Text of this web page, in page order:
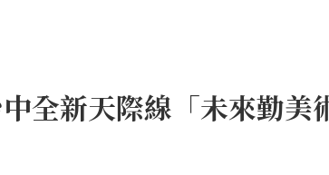
全新天際線「未來勤